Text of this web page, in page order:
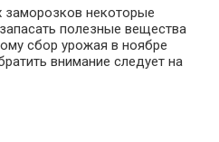
некоторые
полезные вещества
сбор урожая в ноябре
внимание следует на